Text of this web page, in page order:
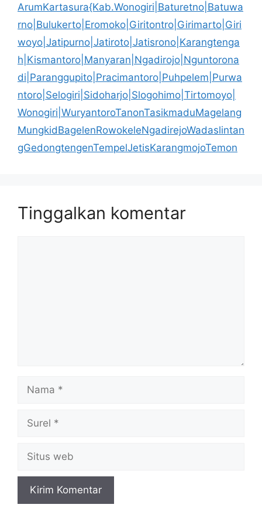
ArumKartasura{Kab.Wonogiri|Baturetno|Batuwa
rno|Bulukerto|Eromoko|Giritontro|Girimarto|Giri
woyo|Jatipurno|Jatiroto|Jatisrono|Karangtenga
h|Kismantoro|Manyaran|Ngadirojo|Nguntorona
di|Paranggupito|Pracimantoro|Puhpelem|Purwa
ntoro|Selogiri|Sidoharjo|Slogohimo|Tirtomoyo|
Wonogiri|WuryantoroTanonTasikmaduMagelang
MungkidBagelenRowokeleNgadirejoWadaslintan
gGedongtengenTempelJetisKarangmojoTemon
Tinggalkan komentar
Nama
Surel
Situs
web